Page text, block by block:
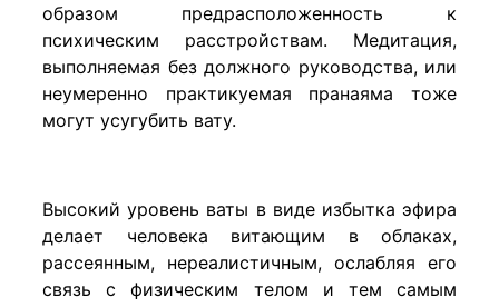
образом предрасположенность к
психическим расстройствам. Медитация,
выполняемая без должного руководства, или
неумеренно практикуемая пранаяма тоже
могут усугубить вату.
Высокий уровень ваты в виде избытка эфира
делает человека витающим в облаках,
рассеянным, нереалистичным, ослабляя его
связь с физическим телом и тем самым